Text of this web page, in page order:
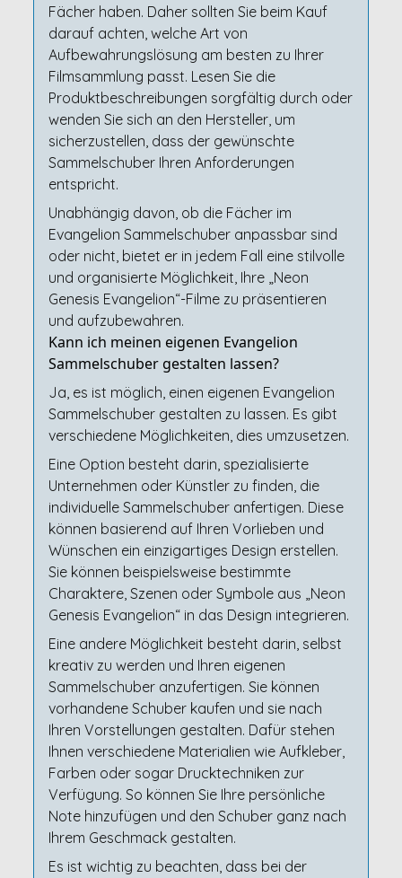
Fächer haben. Daher sollten Sie beim Kauf
darauf achten, welche Art von
Aufbewahrungslösung am besten zu Ihrer
Filmsammlung passt. Lesen Sie die
Produktbeschreibungen sorgfältig durch oder
wenden Sie sich an den Hersteller, um
sicherzustellen, dass der gewünschte
Sammelschuber Ihren Anforderungen
entspricht.
Unabhängig davon, ob die Fächer im
Evangelion Sammelschuber anpassbar sind
oder nicht, bietet er in jedem Fall eine stilvolle
und organisierte Möglichkeit, Ihre „Neon
Genesis Evangelion“-Filme zu präsentieren
und aufzubewahren.
Kann ich meinen eigenen Evangelion
Sammelschuber gestalten lassen?
Ja, es ist möglich, einen eigenen Evangelion
Sammelschuber gestalten zu lassen. Es gibt
verschiedene Möglichkeiten, dies umzusetzen.
Eine Option besteht darin, spezialisierte
Unternehmen oder Künstler zu finden, die
individuelle Sammelschuber anfertigen. Diese
können basierend auf Ihren Vorlieben und
Wünschen ein einzigartiges Design erstellen.
Sie können beispielsweise bestimmte
Charaktere, Szenen oder Symbole aus „Neon
Genesis Evangelion“ in das Design integrieren.
Eine andere Möglichkeit besteht darin, selbst
kreativ zu werden und Ihren eigenen
Sammelschuber anzufertigen. Sie können
vorhandene Schuber kaufen und sie nach
Ihren Vorstellungen gestalten. Dafür stehen
Ihnen verschiedene Materialien wie Aufkleber,
Farben oder sogar Drucktechniken zur
Verfügung. So können Sie Ihre persönliche
Note hinzufügen und den Schuber ganz nach
Ihrem Geschmack gestalten.
Es ist wichtig zu beachten, dass bei der